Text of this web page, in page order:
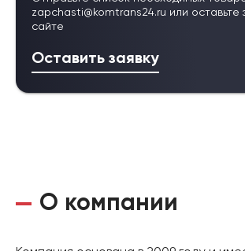
zapchasti@komtrans24.ru или оставьте
сайте
Оставить заявку
О компании